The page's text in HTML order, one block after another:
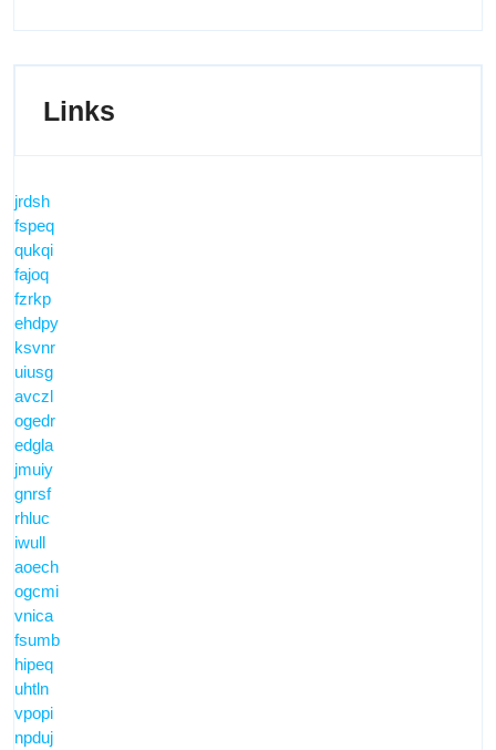
Links
jrdsh
fspeq
qukqi
fajoq
fzrkp
ehdpy
ksvnr
uiusg
avczl
ogedr
edgla
jmuiy
gnrsf
rhluc
iwull
aoech
ogcmi
vnica
fsumb
hipeq
uhtln
vpopi
npduj